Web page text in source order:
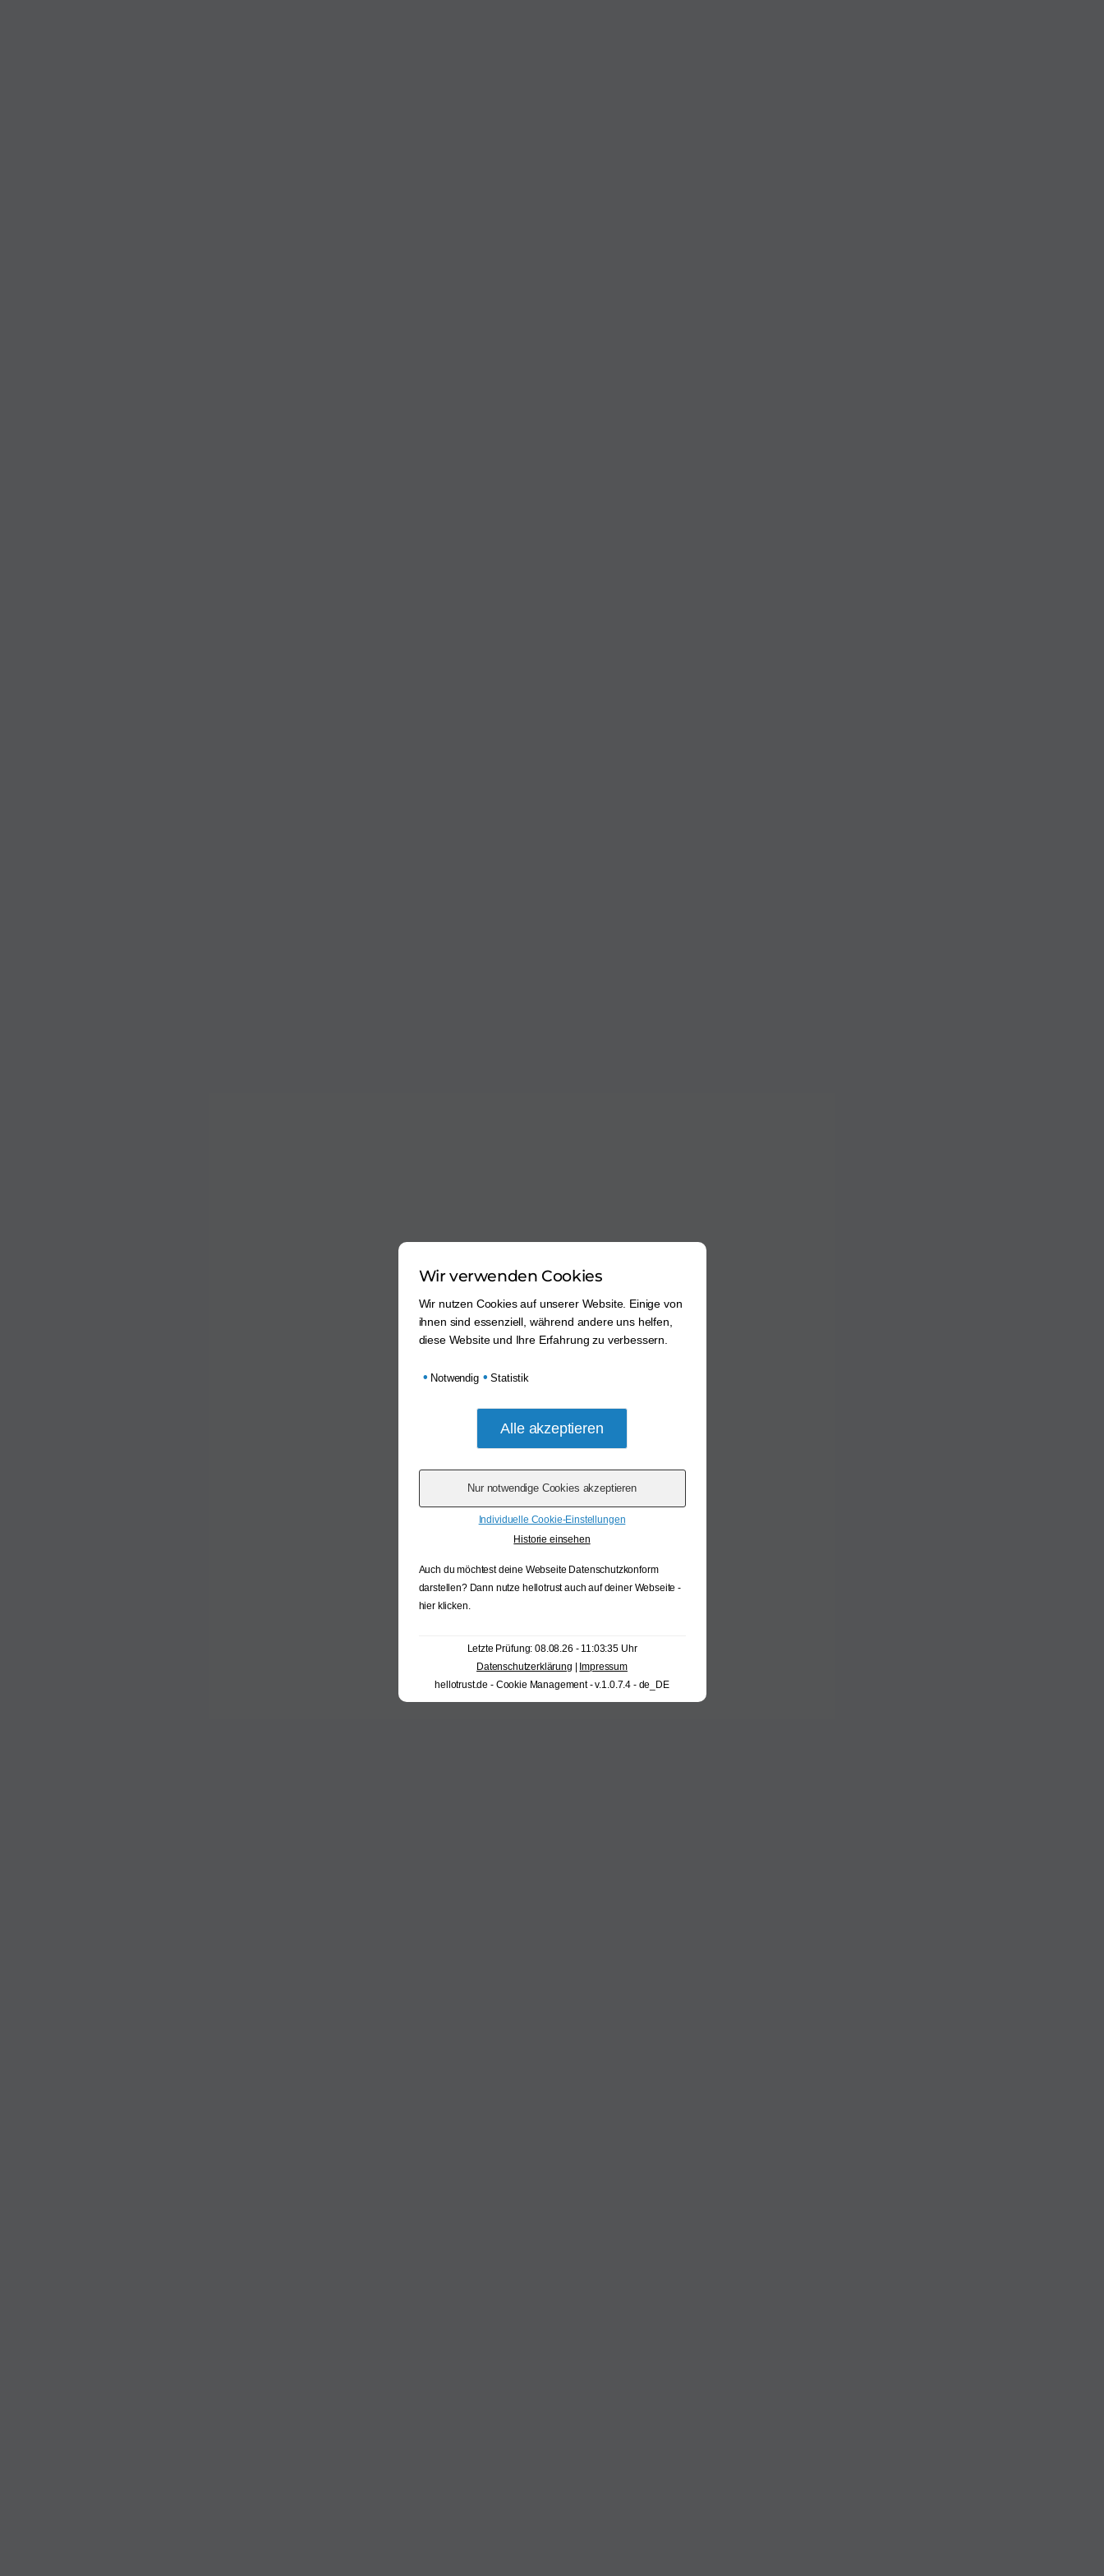
Wir verwenden Cookies
Wir nutzen Cookies auf unserer Website. Einige von
ihnen sind essenziell, während andere uns helfen,
diese Website und Ihre Erfahrung zu verbessern.
• Notwendig • Statistik
Individuelle Cookie-Einstellungen
Historie einsehen
Auch du möchtest deine Webseite Datenschutzkonform
darstellen? Dann nutze hellotrust auch auf deiner Webseite -
hier klicken.
Letzte Prüfung: 08.08.26 - 11:03:35 Uhr
Datenschutzerklärung
Impressum
hellotrust.de - Cookie Management - v.1.0.7.4 - de_DE